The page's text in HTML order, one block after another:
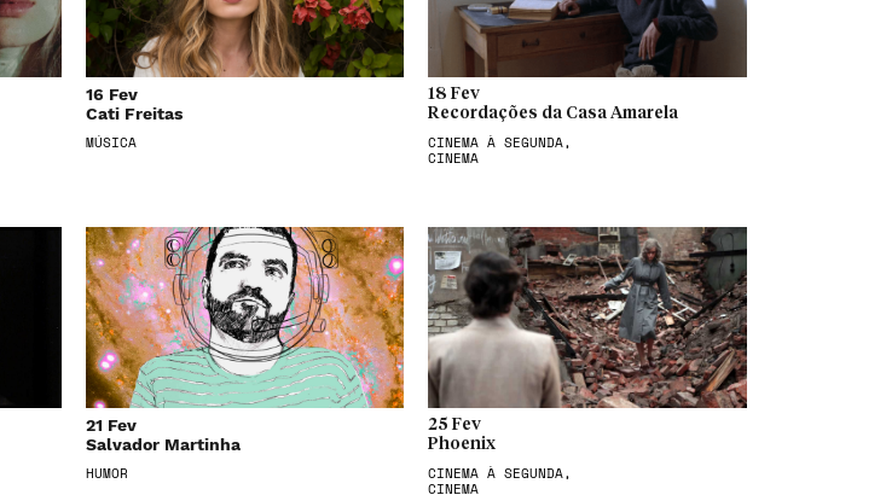
16 Fev
Cati Freitas
MÚSICA
18 Fev
Recordações da Casa Amarela
CINEMA À SEGUNDA,
CINEMA
21 Fev
Salvador Martinha
HUMOR
25 Fev
Phoenix
CINEMA À SEGUNDA,
CINEMA